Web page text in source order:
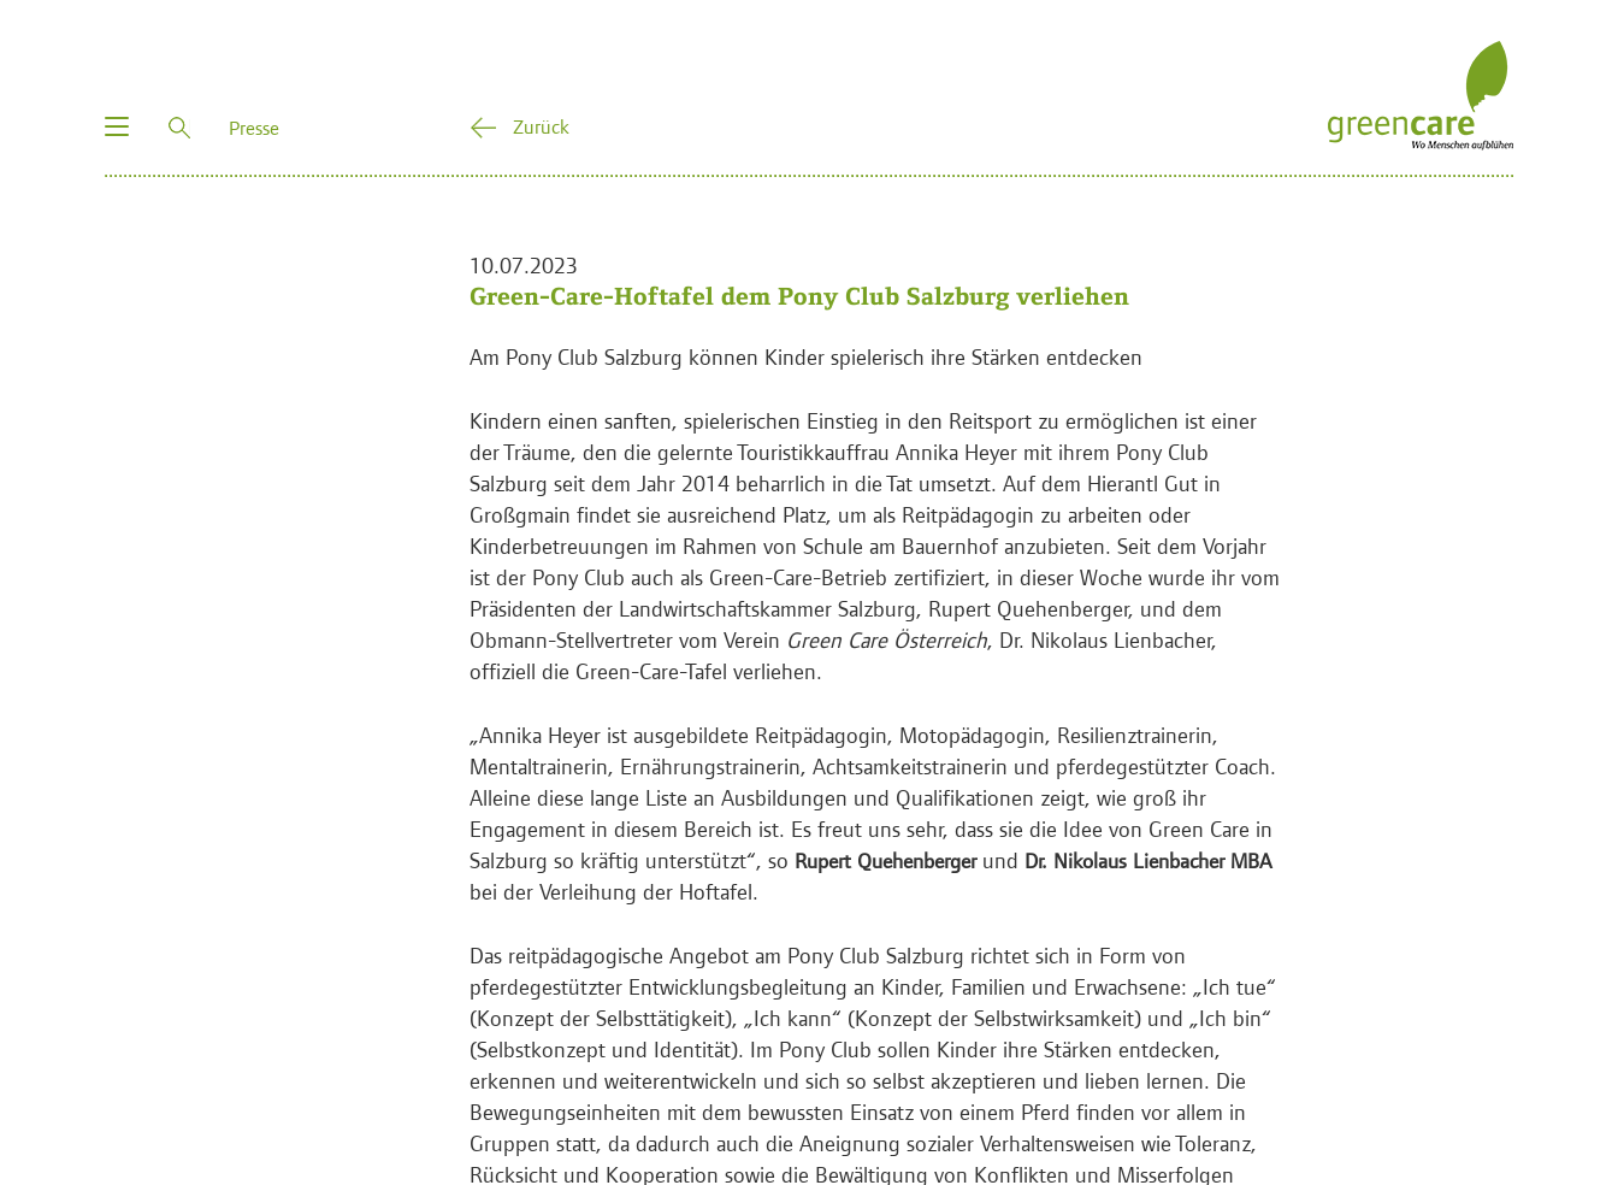
Toggle
Presse Zurück
10.07.2023
Green-Care-Hoftafel dem Pony Club Salzburg verliehen
Am Pony Club Salzburg können Kinder spielerisch ihre Stärken entdecken
Kindern einen sanften, spielerischen Einstieg in den Reitsport zu ermöglichen ist einer
der Träume, den die gelernte Touristikkauffrau Annika Heyer mit ihrem Pony Club
Salzburg seit dem Jahr 2014 beharrlich in die Tat umsetzt. Auf dem Hierantl Gut in
Großgmain findet sie ausreichend Platz, um als Reitpädagogin zu arbeiten oder
Kinderbetreuungen im Rahmen von Schule am Bauernhof anzubieten. Seit dem Vorjahr
ist der Pony Club auch als Green-Care-Betrieb zertifiziert, in dieser Woche wurde ihr vom
Präsidenten der Landwirtschaftskammer Salzburg, Rupert Quehenberger, und dem
Obmann-Stellvertreter vom Verein Green Care Österreich, Dr. Nikolaus Lienbacher,
offiziell die Green-Care-Tafel verliehen.
„Annika Heyer ist ausgebildete Reitpädagogin, Motopädagogin, Resilienztrainerin,
Mentaltrainerin, Ernährungstrainerin, Achtsamkeitstrainerin und pferdegestützter Coach.
Alleine diese lange Liste an Ausbildungen und Qualifikationen zeigt, wie groß ihr
Engagement in diesem Bereich ist. Es freut uns sehr, dass sie die Idee von Green Care in
Salzburg so kräftig unterstützt“, so Rupert Quehenbergerund Dr. Nikolaus Lienbacher MBA
bei der Verleihung der Hoftafel.
Das reitpädagogische Angebot am Pony Club Salzburg richtet sich in Form von
pferdegestützter Entwicklungsbegleitung an Kinder, Familien und Erwachsene: „Ich tue“
(Konzept der Selbsttätigkeit), „Ich kann“ (Konzept der Selbstwirksamkeit) und „Ich bin“
(Selbstkonzept und Identität). Im Pony Club sollen Kinder ihre Stärken entdecken,
erkennen und weiterentwickeln und sich so selbst akzeptieren und lieben lernen. Die
Bewegungseinheiten mit dem bewussten Einsatz von einem Pferd finden vor allem in
Gruppen statt, da dadurch auch die Aneignung sozialer Verhaltensweisen wie Toleranz,
Rücksicht und Kooperation sowie die Bewältigung von Konflikten und Misserfolgen